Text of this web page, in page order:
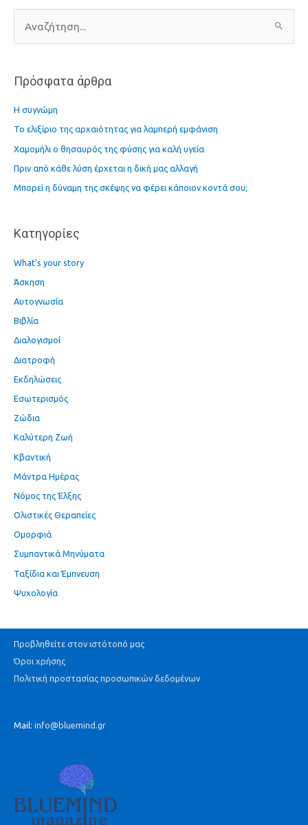
ν
ζ
τ
η
σ
η
γ
:
Πρόσφατα άρθρα
Η συγνώμη
Το ελιξίριο της αρχαιότητας για λαμπερή εμφάνιση
Χαμομήλι ο θησαυρός της φύσης για καλή υγεία
Πριν από κάθε λύση έρχεται η δική μας αλλαγή
Μπορεί η δύναμη της σκέψης να φέρει κάποιον κοντά σου;
Kατηγορίες
What's your story
Άσκηση
Αυτογνωσία
Βιβλία
Διαλογισμοί
Διατροφή
Εκδηλώσεις
Εσωτερισμός
Ζώδια
Καλύτερη Ζωή
Κβαντική
Μάντρα Ημέρας
Νόμος της Έλξης
Ολιστικές Θεραπείες
Ομορφιά
Συμπαντικά Μηνύματα
Ταξίδια και Έμπνευση
Ψυχολογία
Προβληθείτε στον ιστότοπό μας
Όροι χρήσης
Πολιτική προστασίας προσωπικών δεδομένων
Mail: info@bluemind.gr